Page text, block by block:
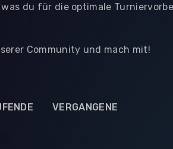
du für die optimale
Community und mach mit!
VERGANGENE